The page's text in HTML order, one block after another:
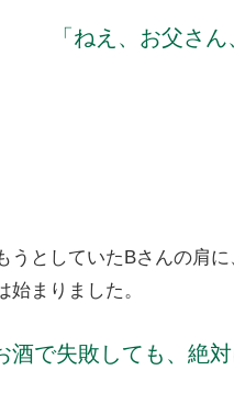
「ねえ、お父さ
としていたBさんの肩
まりました。
酒で失敗しても、絶